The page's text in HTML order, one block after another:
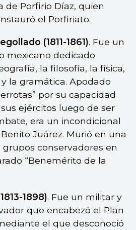
de Porfirio Díaz, quien
el Porfiriato.
(1811-1861). Fue un
mexicano dedicado
la filosofía, la física,
la gramática. Apodado
por su capacidad
ejércitos luego de ser
era un incondicional
Juárez. Murió en una
conservadores en
“Benemérito de la
1898). Fue un militar y
que encabezó el Plan
el que desconoció